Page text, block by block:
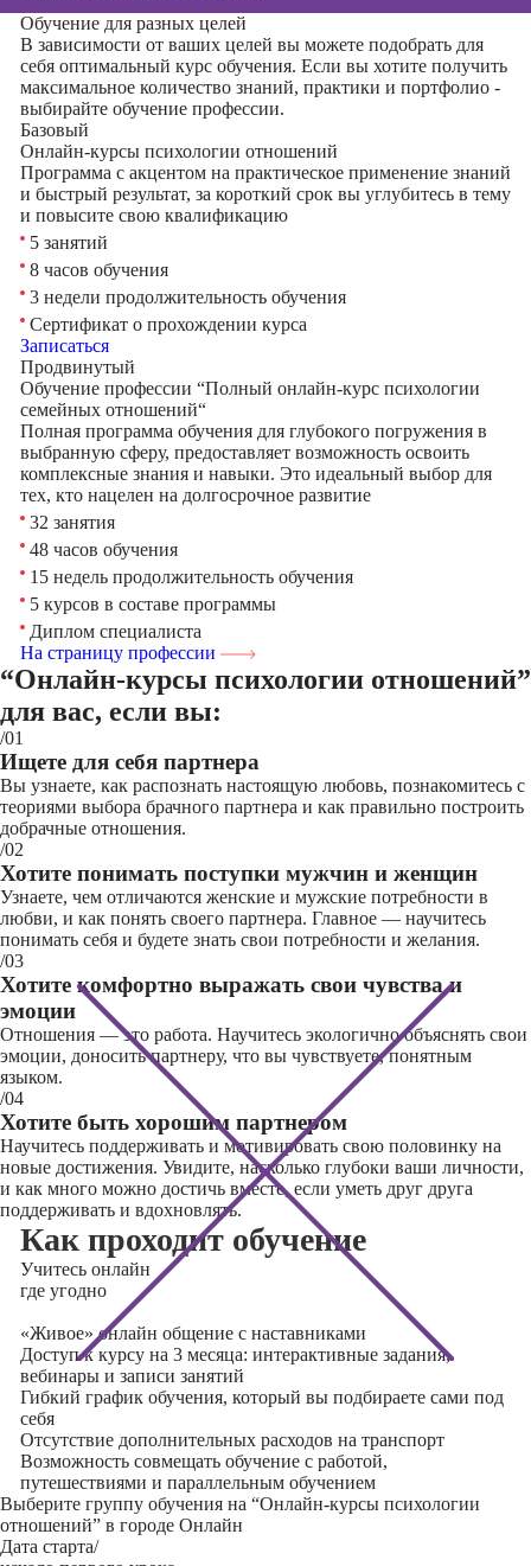
Обучение для разных целей
В зависимости от ваших целей вы можете подобрать для
себя оптимальный курс обучения. Если вы хотите получить
максимальное количество знаний, практики и портфолио -
выбирайте обучение профессии.
Базовый
Онлайн-курсы психологии отношений
Программа с акцентом на практическое применение знаний
и быстрый результат, за короткий срок вы углубитесь в тему
и повысите свою квалификацию
5 занятий
8 часов обучения
3 недели продолжительность обучения
Сертификат о прохождении курса
Записаться
Продвинутый
Обучение профессии “Полный онлайн-курс психологии
семейных отношений“
Полная программа обучения для глубокого погружения в
выбранную сферу, предоставляет возможность освоить
комплексные знания и навыки. Это идеальный выбор для
тех, кто нацелен на долгосрочное развитие
32 занятия
48 часов обучения
15 недель продолжительность обучения
5 курсов в составе программы
Диплом специалиста
На страницу профессии
“Онлайн-курсы психологии отношений”
для вас, если вы:
/01
Ищете для себя партнера
Вы узнаете, как распознать настоящую любовь, познакомитесь с
теориями выбора брачного партнера и как правильно построить
добрачные отношения.
/02
Хотите понимать поступки мужчин и женщин
Узнаете, чем отличаются женские и мужские потребности в
любви, и как понять своего партнера. Главное — научитесь
понимать себя и будете знать свои потребности и желания.
/03
Хотите комфортно выражать свои чувства и
эмоции
Отношения — это работа. Научитесь экологично объяснять свои
эмоции, доносить партнеру, что вы чувствуете, понятным
языком.
/04
Хотите быть хорошим партнером
Научитесь поддерживать и мотивировать свою половинку на
новые достижения. Увидите, насколько глубоки ваши личности,
и как много можно достичь вместе, если уметь друг друга
поддерживать и вдохновлять.
Как проходит обучение
Учитесь онлайн
где угодно
«Живое» онлайн общение с наставниками
Доступ к курсу на 3 месяца: интерактивные задания,
вебинары и записи занятий
Гибкий график обучения, который вы подбираете сами под
себя
Отсутствие дополнительных расходов на транспорт
Возможность совмещать обучение с работой,
путешествиями и параллельным обучением
Выберите группу обучения на “Онлайн-курсы психологии
отношений” в городе Онлайн
Дата старта/